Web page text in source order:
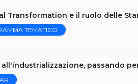
Transformation e il ruolo delle
TEMATICO
all'industrializzazione, passando